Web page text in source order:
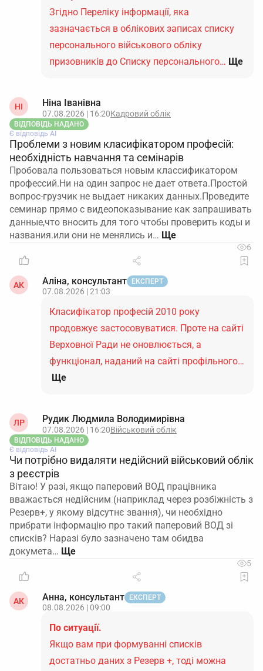
Згідно Переліку інформації, яка
зазначається в облікових записах списку
персонального військового обліку
призовників до Списку персонального… Ще
НІ Ніна Іванівна
07.08.2026 | 16:20Кадровий облік
ВІДПОВІДЬ НАДАНО
Є відповідь АІ
Проблеми з новим класифікатором професій:
необхідність навчання та семінарів
Пробовала пользоваться новым классификатором
профессий.Ни на один запрос не дает ответа.Простой
вопрос-грузчик не выдает никаких данных.Проведите
семинар прямо с видеопоказывание как запрашивать
данные,что вносить для того чтобы проверить коды и
названия.или они не менялись и…
6
АК Аліна, консультант ЕКСПЕРТ
07.08.2026 | 21:03
Класифікатор професій 2010 року
продовжує застосовуватися. Проте на сайті
Верховної Ради не оновлюється, а
функціонал, наданий на сайті профільного…
Ще
ЛР Рудик Людмила Володимирівна
07.08.2026 | 16:20Військовий облік
ВІДПОВІДЬ НАДАНО
Є відповідь АІ
Чи потрібно видаляти недійсний військовий облік
з реєстрів
Вітаю! У разі, якщо паперовий ВОД працівника
вважається недійсним (наприклад через розбіжність з
Резерв+, у якому відсутнє звання), чи необхідно
прибрати інформацію про такий паперовий ВОД зі
списків? Наразі було зазначено там обидва
докумета…
5
АК Анна, консультант ЕКСПЕРТ
08.08.2026 | 09:00
По ситуації.
Якщо вам при формуванні списків
достатньо даних з Резерв +, тоді можна